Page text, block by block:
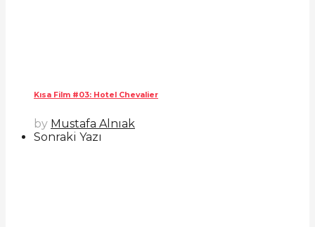
Kısa Film #03: Hotel Chevalier
by Mustafa Alnıak
Sonraki Yazı